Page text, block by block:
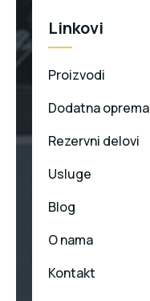
Linkovi
Proizvodi
Dodatna oprema
Rezervni delovi
Usluge
Blog
O nama
Kontakt